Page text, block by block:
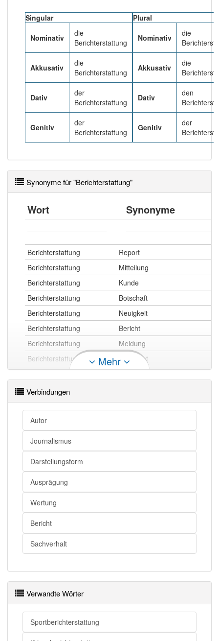
Wörter mit Endung
Wörter mit Endung-berichterstattungaber mit
einem anderen Artikel
89% unserer Spielapp-Nutzer haben den Artikel
korrekt erraten.
Singular
Nominativ
die
Berichterstattung
Akkusativ
die
Berichterstattung
Dativ
der
Berichterstattung
Genitiv
der
Berichterstattung
Plural
Nominativ
die
Akkusativ
die
Dativ
den
Genitiv
der
Synonyme für "Berichterstattung"
Wort Synonyme
Berichterstattung
Report
Berichterstattung
Mitteilung
Berichterstattung
Kunde
Berichterstattung
Botschaft
Berichterstattung
Neuigkeit
Berichterstattung
Bericht
Berichterstattung
Meldung
Berichterstattung
Nachricht
Berichterstattung
Berichterstattung
Bericht
Berichterstattung
Berichterstattung
Berichterstattung
Reportage
Berichterstattung Reporting
Berichterstattung openthesaurus
Mehr
Verbindungen
Autor
Journalismus
Darstellungsform
Ausprägung
Wertung
Bericht
Sachverhalt
Verwandte Wörter
Sportberichterstattung